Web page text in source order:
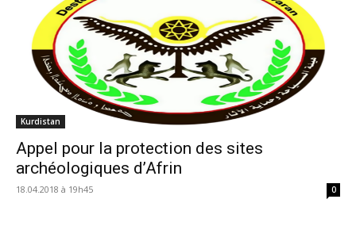
Kurdistan
Appel pour la protection des sites
archéologiques d’Afrin
18.04.2018 à 19h45 0